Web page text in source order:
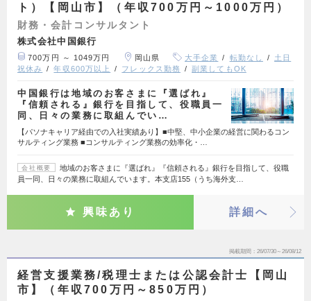
ト）【岡山市】（年収700万円～1000万円）
財務・会計コンサルタント
株式会社中国銀行
700万円 ～ 1049万円 岡山県 大手企業 転勤なし
土日
祝休み
年収600万以上 フレックス勤務 副業してもOK
中国銀行は地域のお客さまに『選ばれ』
『信頼される』銀行を目指して、役職員一
同、日々の業務に取組んでい…
【パソナキャリア経由での入社実績あり】■中堅、中小企業の経営に関わるコン
サルティング業務 ■コンサルティング業務の効率化・…
会社概要
地域のお客さまに『選ばれ』『信頼される』銀行を目指して、役職
員一同、日々の業務に取組んでいます。本支店155（うち海外支…
興味あり 詳細へ
掲載期間 26/07/30～26/08/12
経営支援業務/税理士または公認会計士【岡山
市】（年収700万円～850万円）